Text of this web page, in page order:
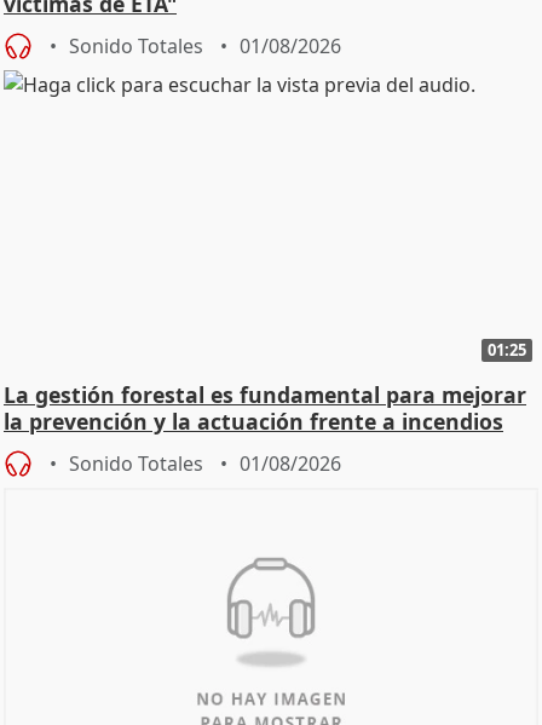
Sonido Totales 01/08/2026
01:25
La gestión forestal es fundamental para mejorar
la prevención y la actuación frente a incendios
Sonido Totales 01/08/2026